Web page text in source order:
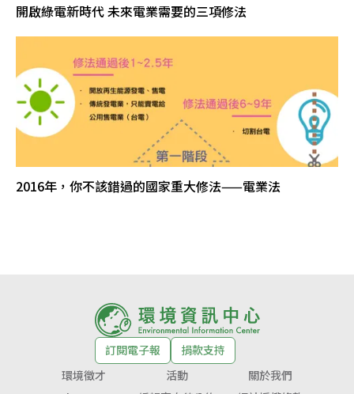
開啟綠電新時代 未來電業需要的三項修法
2016年，你不該錯過的國家重大修法——電業法
訂閱電子報
捐款支持
環境徵才
活動
關於我們